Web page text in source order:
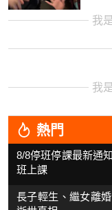
我
我
熱門
8/8停班停課最新通
班上課
長子輕生、繼女離